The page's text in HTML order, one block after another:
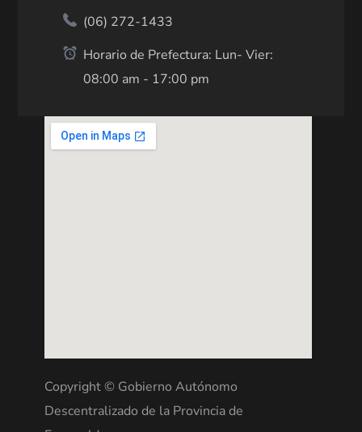
(06) 272-1433
Horario de Prefectura: Lun- Vier:
08:00 am - 17:00 pm
Copyright © Gobierno Autónomo
Descentralizado de la Provincia de